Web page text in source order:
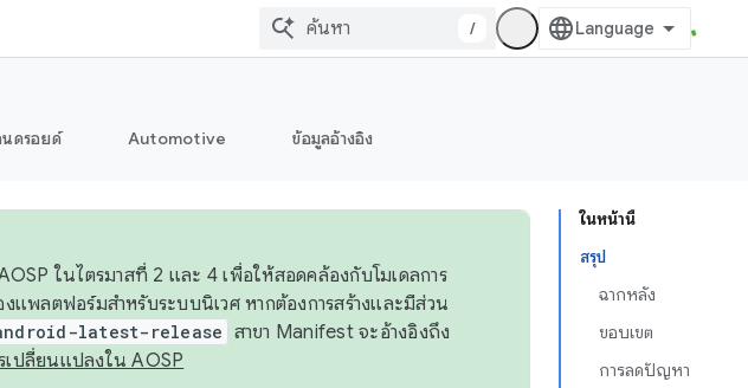
/
ดรอยด์ Automotive ข้อมูลอ้างอิง
ในหน้านี้
สรุป
ฉากหลัง
ขอบเขต
การลดปัญหา
ในไตรมาสที่ 2 และ 4 เพื่อให้สอดคล้องกับโมเดลการ
พลตฟอร์มสำหรับระบบนิเวศ หากต้องการสร้างและมีส่วน
latest-release สาขา Manifest จะอ้างอิงถึง
เปลี่ยนแปลงใน AOSP